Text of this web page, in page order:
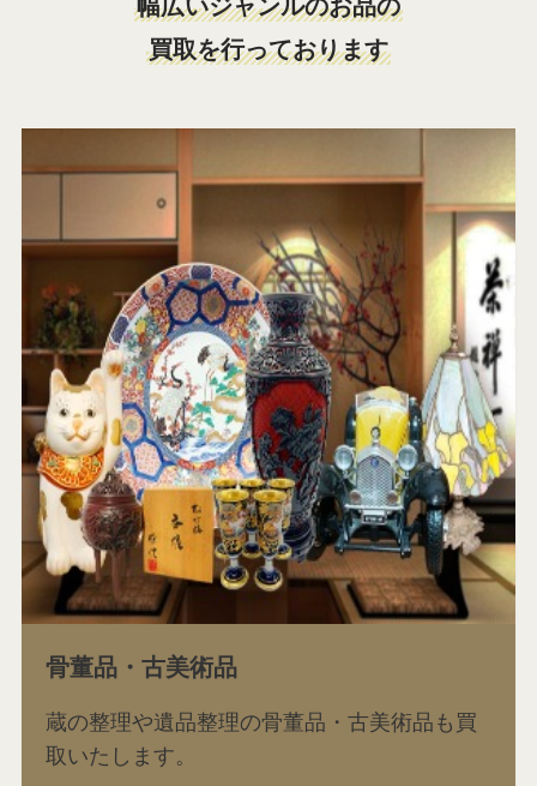
幅広いジャンルのお品の
買取を行っております
骨董品・古美術品
蔵の整理や遺品整理の骨董品・古美術品も買
取いたします。